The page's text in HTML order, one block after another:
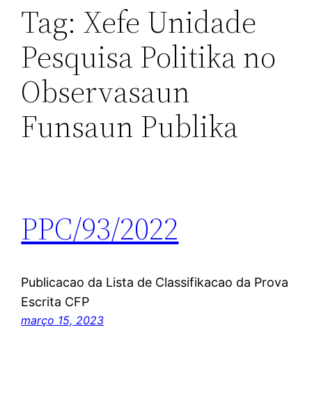
Tag: Xefe Unidade
Pesquisa Politika no
Observasaun
Funsaun Publika
PPC/93/2022
Publicacao da Lista de Classifikacao da Prova
Escrita CFP
março 15, 2023